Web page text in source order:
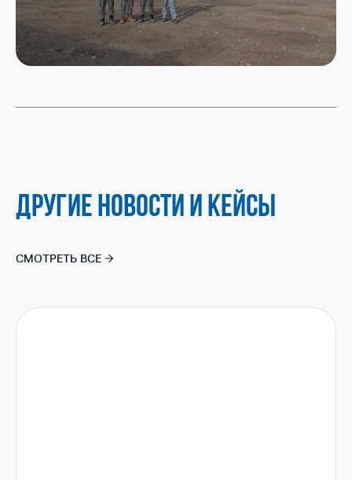
ДРУГИЕ НОВОСТИ И КЕЙСЫ
СМОТРЕТЬ ВСЕ